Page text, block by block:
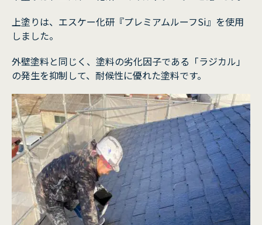
上塗りは、エスケー化研『プレミアムルーフSi』を使用
しました。
外壁塗料と同じく、塗料の劣化因子である「ラジカル」
の発生を抑制して、耐候性に優れた塗料です。